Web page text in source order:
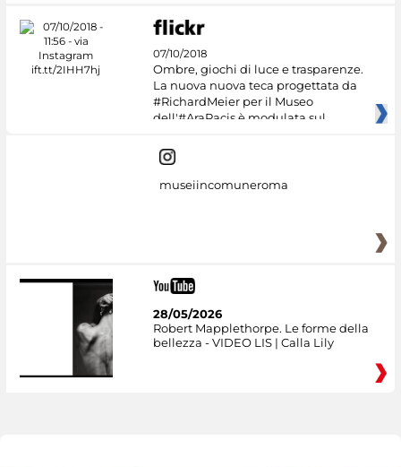
07/10/2018
Ombre, giochi di luce e trasparenze.
La nuova nuova teca progettata da
#RichardMeier per il Museo
dell'#AraPacis è modulata sul
museiincomuneroma
28/05/2026
Robert Mapplethorpe. Le forme della
bellezza - VIDEO LIS | Calla Lily